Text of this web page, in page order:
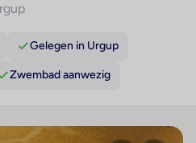
Gelegen in Urgup
Zwembad aanwezig